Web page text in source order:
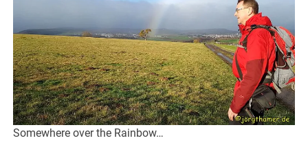
Somewhere over the Rainbow…